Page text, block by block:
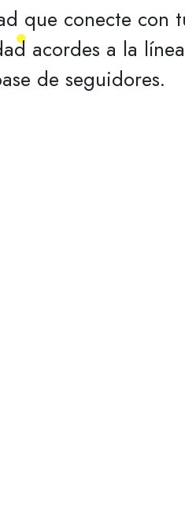
que conecte con
acordes a la
de seguidores.